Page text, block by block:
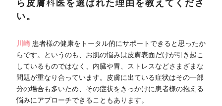
ら皮膚科医を選ばれた理由を教えてくださ
い。
川崎患者様の健康をトータル的にサポートできると思ったか
らです。というのも、お肌の悩みは皮膚表面だけが引き起こ
しているものではなく、内臓や胃、ストレスなどさまざまな
問題が重なり合っています。皮膚に出ている症状はその一部
分の場合も多いため、その症状をきっかけに患者様の抱える
悩みにアプローチできることもあります。